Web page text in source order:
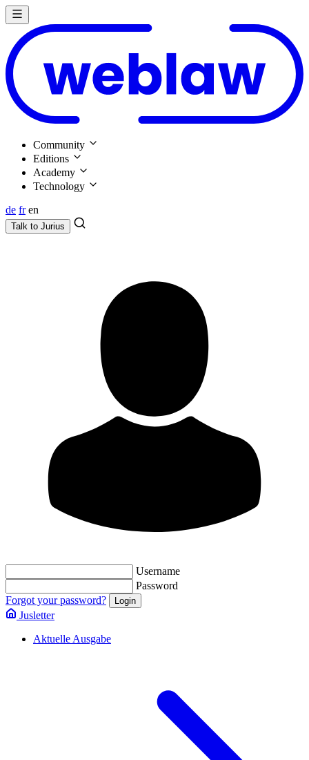
Community
Editions
Academy
Technology
de fr en
Talk to Jurius
Username
Password
Forgot your password?
Jusletter
Aktuelle Ausgabe